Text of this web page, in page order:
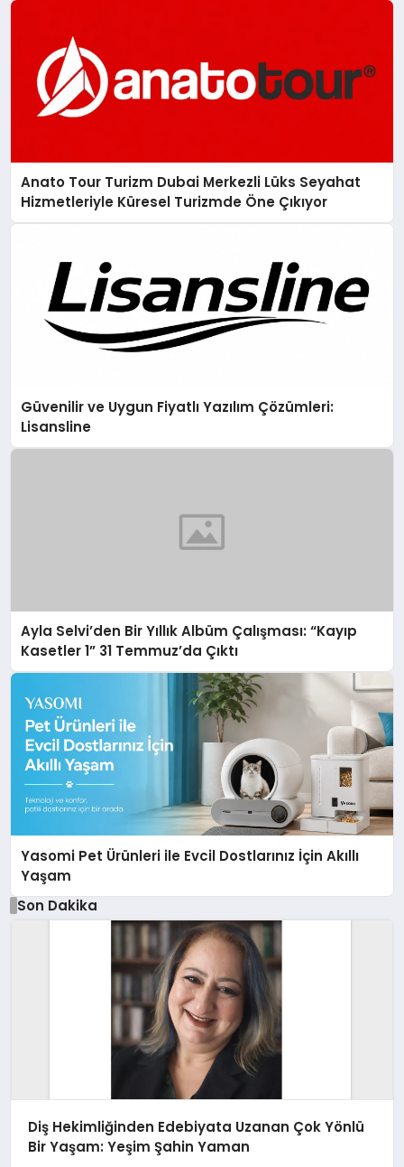
Anato Tour Turizm Dubai Merkezli Lüks Seyahat
Hizmetleriyle Küresel Turizmde Öne Çıkıyor
Güvenilir ve Uygun Fiyatlı Yazılım Çözümleri:
Lisansline
Ayla Selvi’den Bir Yıllık Albüm Çalışması: “Kayıp
Kasetler 1” 31 Temmuz’da Çıktı
Yasomi Pet Ürünleri ile Evcil Dostlarınız İçin Akıllı
Yaşam
Son Dakika
Diş Hekimliğinden Edebiyata Uzanan Çok Yönlü
Bir Yaşam: Yeşim Şahin Yaman